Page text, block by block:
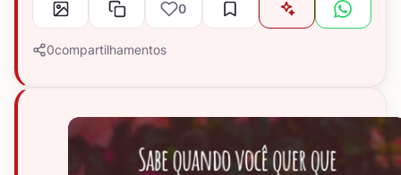
0
0compartilhamentos